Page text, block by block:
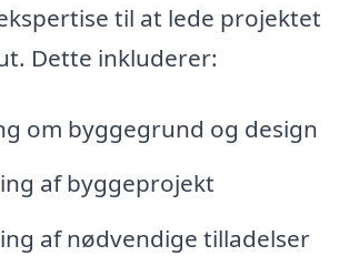
til at lede projektet
Dette inkluderer:
om byggegrund og design
af byggeprojekt
af nødvendige tilladelser